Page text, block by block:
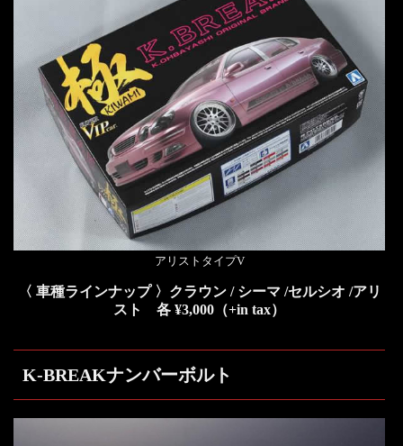
アリストタイプV
〈 車種ラインナップ 〉クラウン / シーマ /セルシオ /アリ
スト 各 ¥3,000（+in tax）
K-BREAKナンバーボルト